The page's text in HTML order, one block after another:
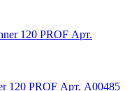
120 PROF Арт. А00485